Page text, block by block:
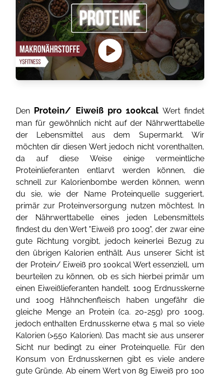
Den Protein/ Eiweiß pro 100kcal Wert findet
man für gewöhnlich nicht auf der Nährwerttabelle
der Lebensmittel aus dem Supermarkt. Wir
möchten dir diesen Wert jedoch nicht vorenthalten,
da auf diese Weise einige vermeintliche
Proteinlieferanten entlarvt werden können, die
schnell zur Kalorienbombe werden können, wenn
du sie, wie der Name Proteinquelle suggeriert,
primär zur Proteinversorgung nutzen möchtest. In
der Nährwerttabelle eines jeden Lebensmittels
findest du den Wert "Eiweiß pro 100g", der zwar eine
gute Richtung vorgibt, jedoch keinerlei Bezug zu
den übrigen Kalorien enthält. Aus unserer Sicht ist
der Protein/ Eiweiß pro 100kcal Wert essenziell, um
beurteilen zu können, ob es sich hierbei primär um
einen Eiweißlieferanten handelt. 100g Erdnusskerne
und 100g Hähnchenfleisch haben ungefähr die
gleiche Menge an Protein (ca. 20-25g) pro 100g,
jedoch enthalten Erdnusskerne etwa 5 mal so viele
Kalorien (>550 Kalorien). Das macht sie aus unserer
Sicht nur bedingt zu einer Proteinquelle. Für den
Konsum von Erdnusskernen gibt es viele andere
gute Gründe. Ab einem Wert von 8g Eiweiß pro 100